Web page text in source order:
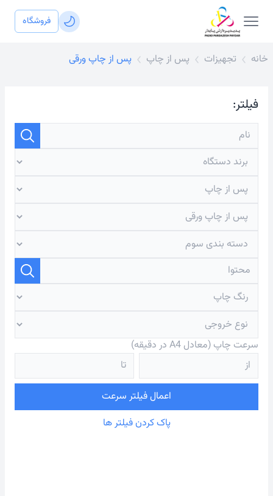
فروشگاه
خانه تجهیزات پس از چاپ پس از چاپ ورقی
فیلتر:
سرعت چاپ (معادل A4 در دقیقه)
اعمال فیلتر سرعت
پاک کردن فیلتر ها